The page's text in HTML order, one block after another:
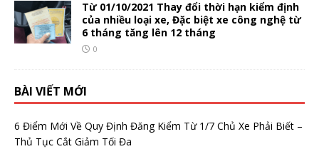
Từ 01/10/2021 Thay đổi thời hạn kiểm định
của nhiều loại xe, Đặc biệt xe công nghệ từ
6 tháng tăng lên 12 tháng
0
BÀI VIẾT MỚI
6 Điểm Mới Về Quy Định Đăng Kiểm Từ 1/7 Chủ Xe Phải Biết –
Thủ Tục Cắt Giảm Tối Đa